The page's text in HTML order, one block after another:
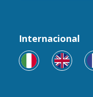
Internacional